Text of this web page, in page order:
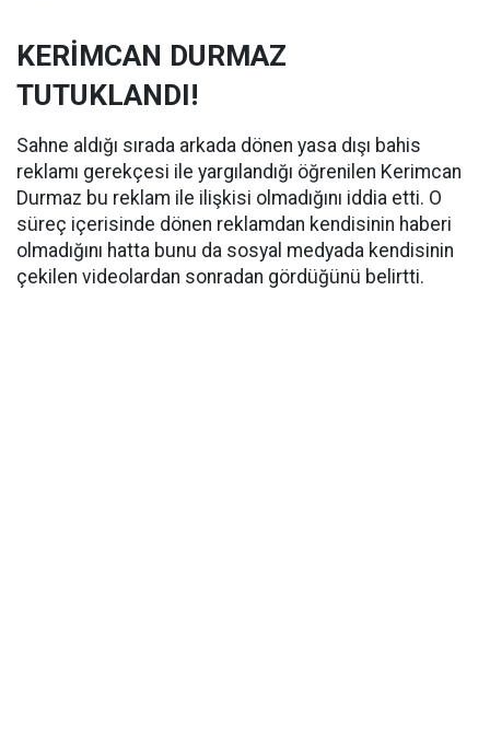
KERİMCAN DURMAZ
TUTUKLANDI!
Sahne aldığı sırada arkada dönen yasa dışı bahis
reklamı gerekçesi ile yargılandığı öğrenilen Kerimcan
Durmaz bu reklam ile ilişkisi olmadığını iddia etti. O
süreç içerisinde dönen reklamdan kendisinin haberi
olmadığını hatta bunu da sosyal medyada kendisinin
çekilen videolardan sonradan gördüğünü belirtti.